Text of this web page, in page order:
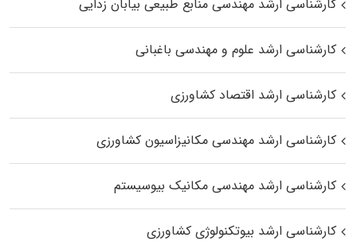
کارشناسی ارشد مهندسی منابع طبیعی بیابان زدایی
کارشناسی ارشد علوم و مهندسی باغبانی
کارشناسی ارشد اقتصاد کشاورزی
کارشناسی ارشد مهندسی مکانیزاسیون کشاورزی
کارشناسی ارشد مهندسی مکانیک بیوسیستم
کارشناسی ارشد بیوتکنولوژی کشاورزی